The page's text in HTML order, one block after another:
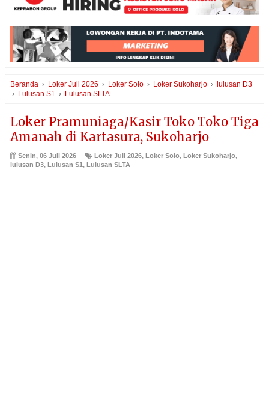
Beranda › Loker Juli 2026 › Loker Solo › Loker Sukoharjo ›
lulusan D3
› Lulusan S1 › Lulusan SLTA
Loker Pramuniaga/Kasir Toko Toko Tiga
Amanah di Kartasura, Sukoharjo
Senin, 06 Juli 2026 Loker Juli 2026, Loker Solo, Loker Sukoharjo,
lulusan D3, Lulusan S1, Lulusan SLTA